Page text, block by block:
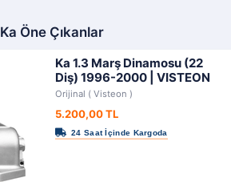
Ka Öne Çıkanlar
Ka 1.3 Marş Dinamosu (22
Diş) 1996-2000 | VISTEON
Orijinal ( Visteon )
5.200,00 TL